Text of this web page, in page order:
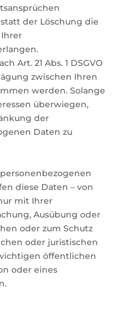
der Löschung die
Art. 21 Abs. 1 DSGVO
zwischen Ihren
werden. Solange
überwiegen,
der
Daten zu
diese Daten – von
mit Ihrer
Ausübung oder
oder zum Schutz
oder juristischen
öffentlichen
oder eines